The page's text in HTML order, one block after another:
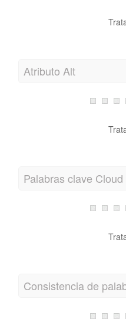
Atributo Alt
Palabras clave Cloud
Consistencia de